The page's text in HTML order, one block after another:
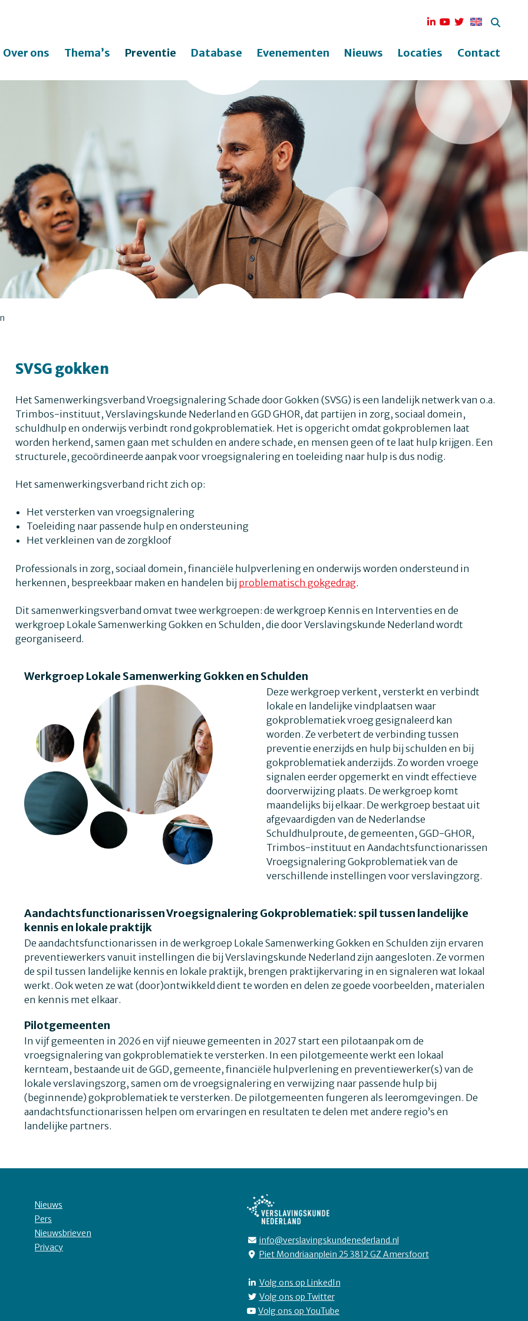
Over ons Thema’s Preventie Database Evenementen Nieuws Locaties Contact
SVSG gokken
Het Samenwerkingsverband Vroegsignalering Schade door Gokken (SVSG) is een landelijk netwerk van o.a.
Trimbos-instituut, Verslavingskunde Nederland en GGD GHOR, dat partijen in zorg, sociaal domein,
schuldhulp en onderwijs verbindt rond gokproblematiek. Het is opgericht omdat gokproblemen laat
worden herkend, samen gaan met schulden en andere schade, en mensen geen of te laat hulp krijgen. Een
structurele, gecoördineerde aanpak voor vroegsignalering en toeleiding naar hulp is dus nodig.
Het samenwerkingsverband richt zich op:
Het versterken van vroegsignalering
Toeleiding naar passende hulp en ondersteuning
Het verkleinen van de zorgkloof
Professionals in zorg, sociaal domein, financiële hulpverlening en onderwijs worden ondersteund in
herkennen, bespreekbaar maken en handelen bij problematisch gokgedrag.
Dit samenwerkingsverband omvat twee werkgroepen: de werkgroep Kennis en Interventies en de
werkgroep Lokale Samenwerking Gokken en Schulden, die door Verslavingskunde Nederland wordt
georganiseerd.
Werkgroep Lokale Samenwerking Gokken en Schulden
Deze werkgroep verkent, versterkt en verbindt
lokale en landelijke vindplaatsen waar
gokproblematiek vroeg gesignaleerd kan
worden. Ze verbetert de verbinding tussen
preventie enerzijds en hulp bij schulden en bij
gokproblematiek anderzijds. Zo worden vroege
signalen eerder opgemerkt en vindt effectieve
doorverwijzing plaats. De werkgroep komt
maandelijks bij elkaar. De werkgroep bestaat uit
afgevaardigden van de Nederlandse
Schuldhulproute, de gemeenten, GGD-GHOR,
Trimbos-instituut en Aandachtsfunctionarissen
Vroegsignalering Gokproblematiek van de
verschillende instellingen voor verslavingzorg.
Aandachtsfunctionarissen Vroegsignalering Gokproblematiek: spil tussen landelijke
kennis en lokale praktijk
De aandachtsfunctionarissen in de werkgroep Lokale Samenwerking Gokken en Schulden zijn ervaren
preventiewerkers vanuit instellingen die bij Verslavingskunde Nederland zijn aangesloten. Ze vormen
de spil tussen landelijke kennis en lokale praktijk, brengen praktijkervaring in en signaleren wat lokaal
werkt. Ook weten ze wat (door)ontwikkeld dient te worden en delen ze goede voorbeelden, materialen
en kennis met elkaar.
Pilotgemeenten
In vijf gemeenten in 2026 en vijf nieuwe gemeenten in 2027 start een pilotaanpak om de
vroegsignalering van gokproblematiek te versterken. In een pilotgemeente werkt een lokaal
kernteam, bestaande uit de GGD, gemeente, financiële hulpverlening en preventiewerker(s) van de
lokale verslavingszorg, samen om de vroegsignalering en verwijzing naar passende hulp bij
(beginnende) gokproblematiek te versterken. De pilotgemeenten fungeren als leeromgevingen. De
aandachtsfunctionarissen helpen om ervaringen en resultaten te delen met andere regio’s en
landelijke partners.
Nieuws
Pers
Nieuwsbrieven
Privacy
info@verslavingskundenederland.nl
Piet Mondriaanplein 25 3812 GZ Amersfoort
Volg ons op LinkedIn
Volg ons op Twitter
Volg ons op YouTube